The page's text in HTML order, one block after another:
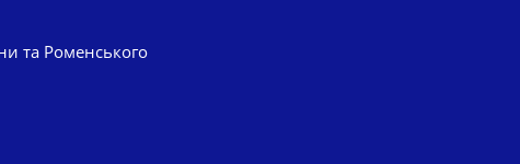
та Роменського